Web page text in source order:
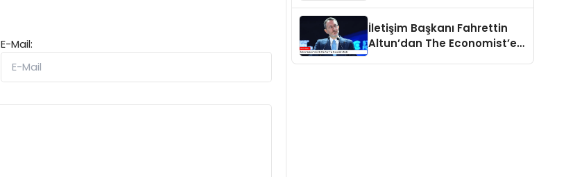
E-Mail:
İletişim Başkanı Fahrettin
Altun’dan The Economist’e